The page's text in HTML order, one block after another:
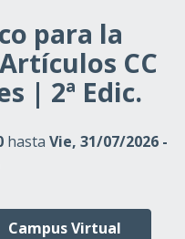
para la
CC
| 2ª Edic.
hasta Vie, 31/07/2026 -
Campus Virtual